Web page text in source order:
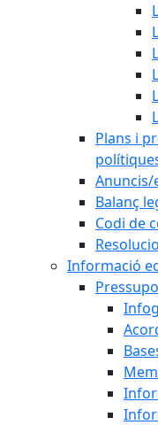
Plans i
Anuncis/
Balanç
Codi de
Informació